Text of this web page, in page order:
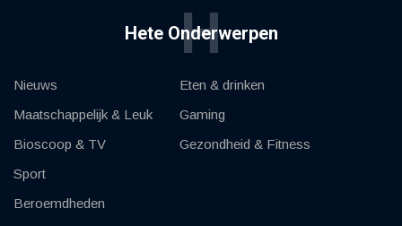
Hete Onderwerpen
H
Nieuws
Maatschappelijk & Leuk
Bioscoop & TV
Sport
Beroemdheden
Eten & drinken
Gaming
Gezondheid & Fitness